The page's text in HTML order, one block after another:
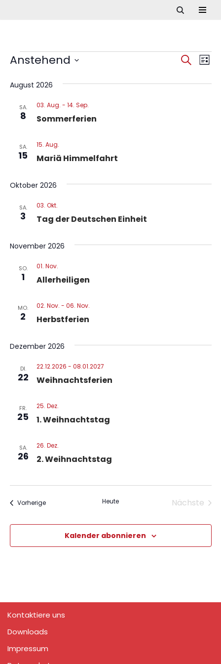
springen
Suche
SucheListe
Anstehend
wählen.
August 2026
SA.
8 Sommerferien
03. Aug. - 14. Sep.
SA.
15 Mariä Himmelfahrt
15. Aug.
Oktober 2026
SA.
3 Tag der Deutschen Einheit
03. Okt.
November 2026
SO.
1 Allerheiligen
01. Nov.
MO.
2 Herbstferien
02. Nov. - 06. Nov.
Dezember 2026
DI.
22 Weihnachtsferien
22.12.2026 - 08.01.2027
FR.
25 1. Weihnachtstag
25. Dez.
SA.
26 2. Weihnachtstag
26. Dez.
VorherigeVeranstaltungen Heute
Nächste
Kalender abonnieren
Kontaktiere uns
Downloads
Impressum